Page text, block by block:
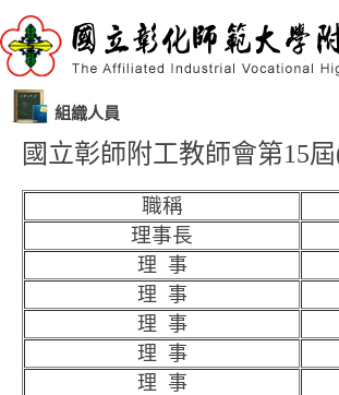
組織人員
國立彰師附工教師會第15
職稱
理事長
理 事
理 事
理 事
理 事
理 事